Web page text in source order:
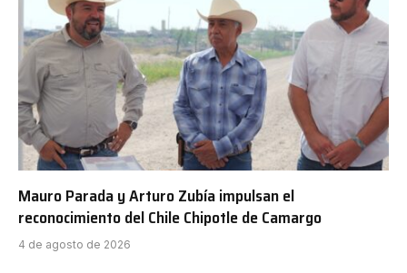
Mauro Parada y Arturo Zubía impulsan el
reconocimiento del Chile Chipotle de Camargo
4 de agosto de 2026